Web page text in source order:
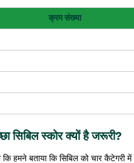
क्रम संख्या
सिबिल स्कोर क्यों है जरूरी?
कि हमने बताया कि सिबिल को चार